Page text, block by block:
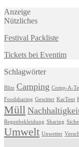
Anzeige
Nützliches
Festival Packliste
Tickets bei Eventim
Schlagwörter
Blitz Camping Comp-A-
Foodsharing Gewitter KarTent
Müll
Regenbekleidung Sharing
Umwelt Unwetter